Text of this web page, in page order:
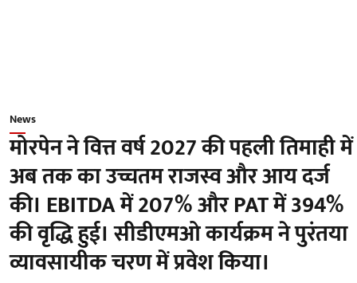
News
मोरपेन ने वित्त वर्ष 2027 की पहली तिमाही में
अब तक का उच्चतम राजस्व और आय दर्ज
की। EBITDA में 207% और PAT में 394%
की वृद्धि हुई। सीडीएमओ कार्यक्रम ने पुरंतया
व्यावसायीक चरण में प्रवेश किया।